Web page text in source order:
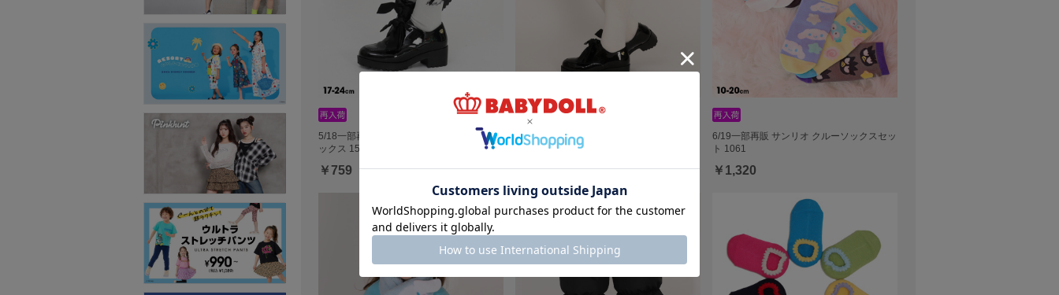
5/18一部再販 PINKHUNT リボンクルーソ
ックス 1520
￥759
3/23一部再販 PINKHUNT 履き口配色ハイ
ソックス 1525
￥869
6/19一部再販 サンリオ クルーソックスセッ
ト 1061
￥1,320